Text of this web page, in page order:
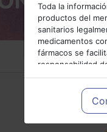
Toda la
productos del
sanitarios
medicamentos
fármacos se
responsabilidad
medicamentos y
adecuado a las